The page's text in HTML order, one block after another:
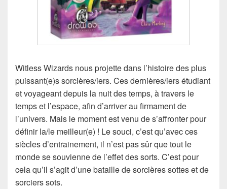
Witless Wizards nous projette dans l’histoire des plus
puissant(e)s sorcières/iers. Ces dernières/iers étudiant
et voyageant depuis la nuit des temps, à travers le
temps et l’espace, afin d’arriver au firmament de
l’univers. Mais le moment est venu de s’affronter pour
définir la/le meilleur(e) ! Le souci, c’est qu’avec ces
siècles d’entrainement, il n’est pas sûr que tout le
monde se souvienne de l’effet des sorts. C’est pour
cela qu’il s’agit d’une bataille de sorcières sottes et de
sorciers sots.